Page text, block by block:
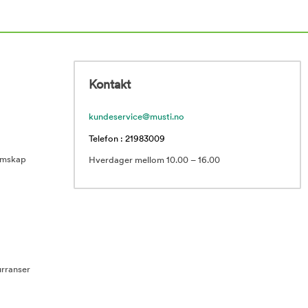
Kontakt
kundeservice@musti.no
Telefon : 21983009
Hverdager mellom 10.00 – 16.00